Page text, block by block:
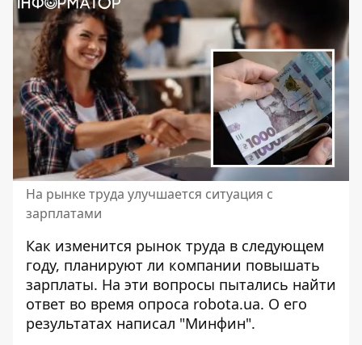
На рынке труда улучшается ситуация с
зарплатами
Как изменится рынок труда в следующем
году, планируют ли компании повышать
зарплаты. На эти вопросы пытались найти
ответ во время опроса robota.ua. О его
результатах написал "Минфин".